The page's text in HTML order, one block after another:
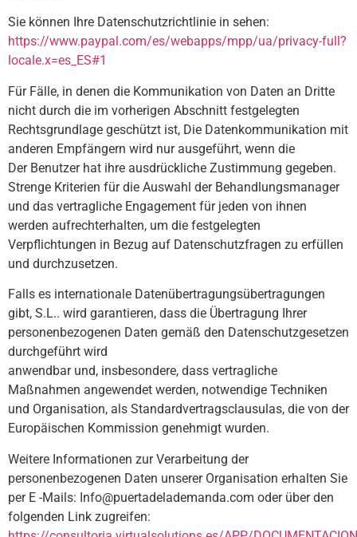
Sie können Ihre Datenschutzrichtlinie in sehen:
https://www.paypal.com/es/webapps/mpp/ua/privacy-full?
locale.x=es_ES#1
Für Fälle, in denen die Kommunikation von Daten an Dritte
nicht durch die im vorherigen Abschnitt festgelegten
Rechtsgrundlage geschützt ist, Die Datenkommunikation mit
anderen Empfängern wird nur ausgeführt, wenn die
Der Benutzer hat ihre ausdrückliche Zustimmung gegeben.
Strenge Kriterien für die Auswahl der Behandlungsmanager
und das vertragliche Engagement für jeden von ihnen
werden aufrechterhalten, um die festgelegten
Verpflichtungen in Bezug auf Datenschutzfragen zu erfüllen
und durchzusetzen.
Falls es internationale Datenübertragungsübertragungen
gibt, S.L.. wird garantieren, dass die Übertragung Ihrer
personenbezogenen Daten gemäß den Datenschutzgesetzen
durchgeführt wird
anwendbar und, insbesondere, dass vertragliche
Maßnahmen angewendet werden, notwendige Techniken
und Organisation, als Standardvertragsclausulas, die von der
Europäischen Kommission genehmigt wurden.
Weitere Informationen zur Verarbeitung der
personenbezogenen Daten unserer Organisation erhalten Sie
per E -Mails: Info@puertadelademanda.com oder über den
folgenden Link zugreifen: